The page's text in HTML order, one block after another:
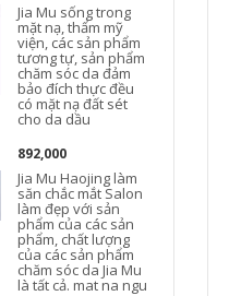
Jia Mu sống trong
mặt nạ, thẩm mỹ
viện, các sản phẩm
tương tự, sản phẩm
chăm sóc da đảm
bảo đích thực đều
có mặt nạ đất sét
cho da dầu
892,000
Jia Mu Haojing làm
săn chắc mắt Salon
làm đẹp với sản
phẩm của các sản
phẩm, chất lượng
của các sản phẩm
chăm sóc da Jia Mu
là tất cả. mat na ngu